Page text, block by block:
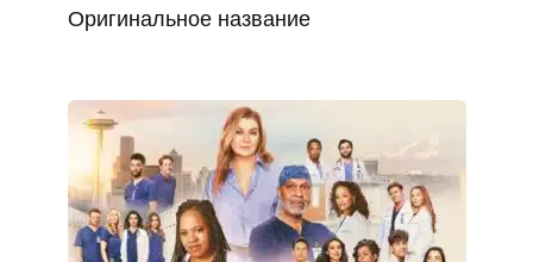
Оригинальное название